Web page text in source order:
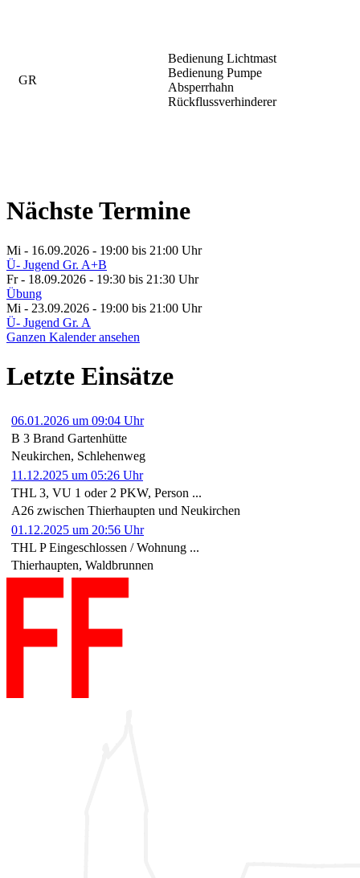
GR
Bedienung Lichtmast
Bedienung Pumpe
Absperrhahn
Rückflussverhinderer
Nächste Termine
Mi - 16.09.2026 - 19:00 bis 21:00 Uhr
Ü- Jugend Gr. A+B
Fr - 18.09.2026 - 19:30 bis 21:30 Uhr
Übung
Mi - 23.09.2026 - 19:00 bis 21:00 Uhr
Ü- Jugend Gr. A
Ganzen Kalender ansehen
Letzte Einsätze
06.01.2026 um 09:04 Uhr
B 3 Brand Gartenhütte
Neukirchen, Schlehenweg
11.12.2025 um 05:26 Uhr
THL 3, VU 1 oder 2 PKW, Person ...
A26 zwischen Thierhaupten und Neukirchen
01.12.2025 um 20:56 Uhr
THL P Eingeschlossen / Wohnung ...
Thierhaupten, Waldbrunnen